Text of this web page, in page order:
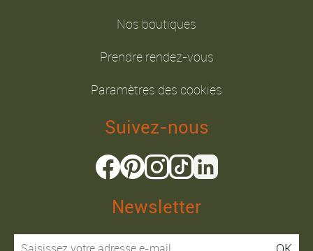
Nos boutiques
Prendre rendez-vous
Paramètres des cookies
Suivez-nous
Newsletter